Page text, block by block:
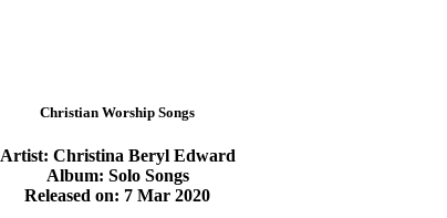
Christian Worship Songs
Artist: Christina Beryl Edward
Album: Solo Songs
Released on: 7 Mar 2020